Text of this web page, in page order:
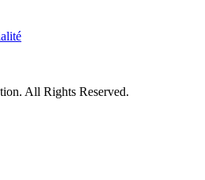
All Rights Reserved.